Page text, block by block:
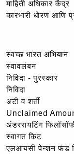
माहिती अधिकार केंद्र
कारभारी धोरण आणि
स्वच्छ भारत अभियान
स्वावलंबन
निविदा - पुरस्कार
निविदा
अटी व शर्ती
Unclaimed
अंडररायटिंग
स्वागत किट
एलआयसी पेन्शन फंड